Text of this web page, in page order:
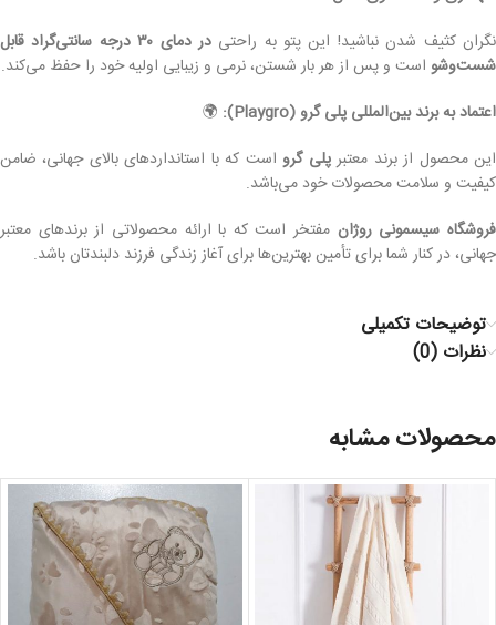
نگران کثیف شدن نباشید! این پتو به راحتی
در دمای ۳۰ درجه سانتی‌گراد قابل
شست‌وشو است و پس از هر بار شستن، نرمی و زیبایی اولیه خود را حفظ می‌کند.
اعتماد به برند بین‌المللی پلی گرو (Playgro):
🌍
این محصول از برند معتبرپلی گرواست که با استانداردهای بالای جهانی، ضامن
کیفیت و سلامت محصولات خود می‌باشد.
فروشگاه سیسمونی روژان مفتخر است که با ارائه محصولاتی از برندهای معتبر
جهانی، در کنار شما برای تأمین بهترین‌ها برای آغاز زندگی فرزند دلبندتان باشد.
توضیحات تکمیلی
نظرات (0)
محصولات مشابه